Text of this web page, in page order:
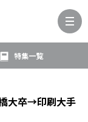
特集一覧
大卒→印刷大手